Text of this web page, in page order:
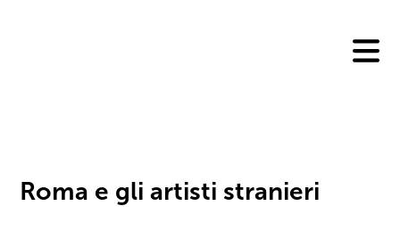
Roma e gli artisti stranieri